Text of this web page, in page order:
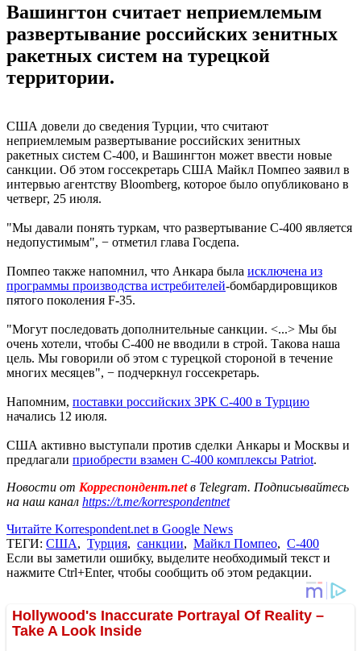
Вашингтон считает неприемлемым
развертывание российских зенитных
ракетных систем на турецкой
территории.
США довели до сведения Турции, что считают
неприемлемым развертывание российских зенитных
ракетных систем С-400, и Вашингтон может ввести новые
санкции. Об этом госсекретарь США Майкл Помпео заявил в
интервью агентству Bloomberg, которое было опубликовано в
четверг, 25 июля.
"Мы давали понять туркам, что развертывание С-400 является
недопустимым", − отметил глава Госдепа.
Помпео также напомнил, что Анкара была исключена из
программы производства истребителей-бомбардировщиков
пятого поколения F-35.
"Могут последовать дополнительные санкции. <...> Мы бы
очень хотели, чтобы С-400 не вводили в строй. Такова наша
цель. Мы говорили об этом с турецкой стороной в течение
многих месяцев", − подчеркнул госсекретарь.
Напомним, поставки российских ЗРК С-400 в Турцию
начались 12 июля.
США активно выступали против сделки Анкары и Москвы и
предлагали приобрести взамен С-400 комплексы Patriot.
Новости от Корреспондент.netв Telegram. Подписывайтесь
на наш канал https://t.me/korrespondentnet
Читайте Korrespondent.net в Google News
ТЕГИ: США, Турция, санкции, Майкл Помпео, С-400
Если вы заметили ошибку, выделите необходимый текст и
нажмите Ctrl+Enter, чтобы сообщить об этом редакции.